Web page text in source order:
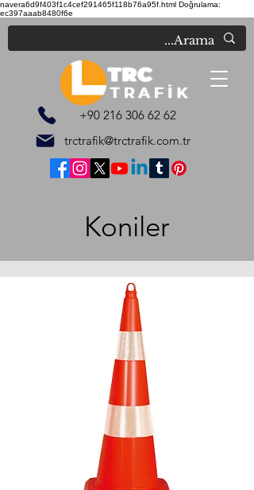
navera6d9f403f1c4cef291465f118b76a95f.html Doğrulama:
ec397aaab8480f6e
trctrafik@trctrafik.com.tr
+90 216 306 62 62
Koniler